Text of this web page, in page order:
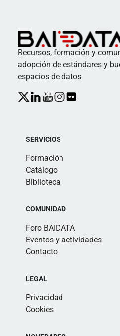
Recursos, formación y
adopción de estándares y
espacios de datos
SERVICIOS
Formación
Catálogo
Biblioteca
COMUNIDAD
Foro BAIDATA
Eventos y actividades
Contacto
LEGAL
Privacidad
Cookies